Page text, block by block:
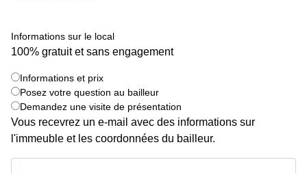
Centre
Montpellier
Informations sur le local
100% gratuit et sans engagement
Informations et prix
Posez votre question au bailleur
Demandez une visite de présentation
Vous recevrez un e-mail avec des informations sur
l'immeuble et les coordonnées du bailleur.